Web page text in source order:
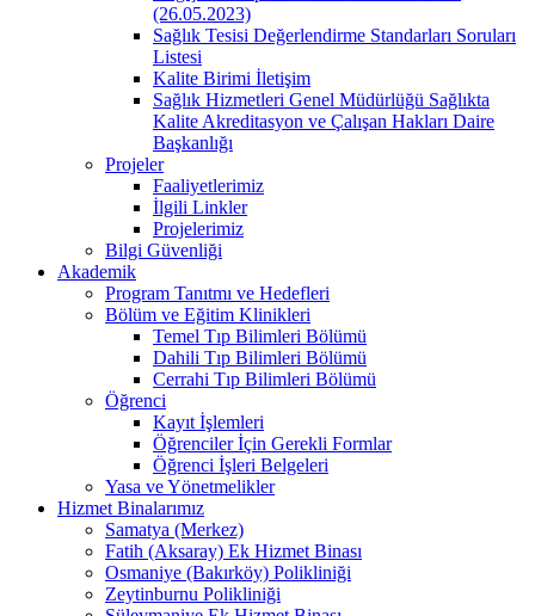
(26.05.2023)
Sağlık Tesisi Değerlendirme Standarları Soruları
Listesi
Kalite Birimi İletişim
Sağlık Hizmetleri Genel Müdürlüğü Sağlıkta
Kalite Akreditasyon ve Çalışan Hakları Daire
Başkanlığı
Projeler
Faaliyetlerimiz
İlgili Linkler
Projelerimiz
Bilgi Güvenliği
Akademik
Program Tanıtmı ve Hedefleri
Bölüm ve Eğitim Klinikleri
Temel Tıp Bilimleri Bölümü
Dahili Tıp Bilimleri Bölümü
Cerrahi Tıp Bilimleri Bölümü
Öğrenci
Kayıt İşlemleri
Öğrenciler İçin Gerekli Formlar
Öğrenci İşleri Belgeleri
Yasa ve Yönetmelikler
Hizmet Binalarımız
Samatya (Merkez)
Fatih (Aksaray) Ek Hizmet Binası
Osmaniye (Bakırköy) Polikliniği
Zeytinburnu Polikliniği